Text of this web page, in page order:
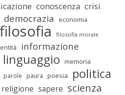
conoscenza crisi
democrazia economia
filosofia filosofia morale
informazione
linguaggio memoria
parole paura poesia politica
religione sapere scienza